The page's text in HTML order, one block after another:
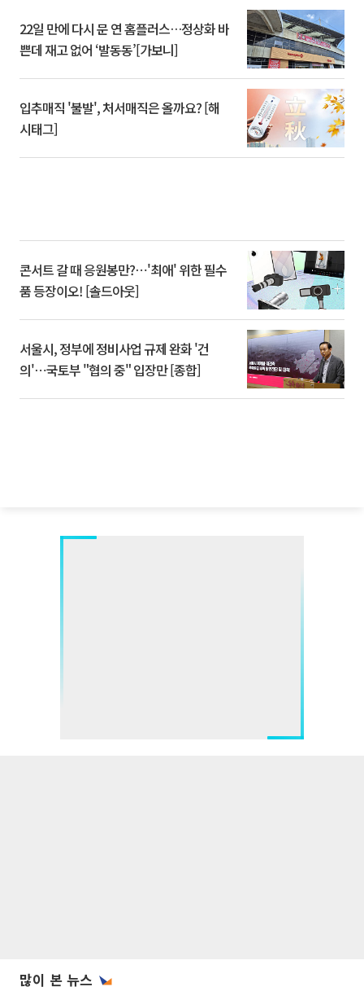
22일 만에 다시 문 연 홈플러스…정상화 바
쁜데 재고 없어 ‘발동동’[가보니]
입추매직 '불발', 처서매직은 올까요? [해
시태그]
콘서트 갈 때 응원봉만?⋯'최애' 위한 필수
품 등장이오! [솔드아웃]
서울시, 정부에 정비사업 규제 완화 '건
의'⋯국토부 "협의 중" 입장만 [종합]
많이 본 뉴스